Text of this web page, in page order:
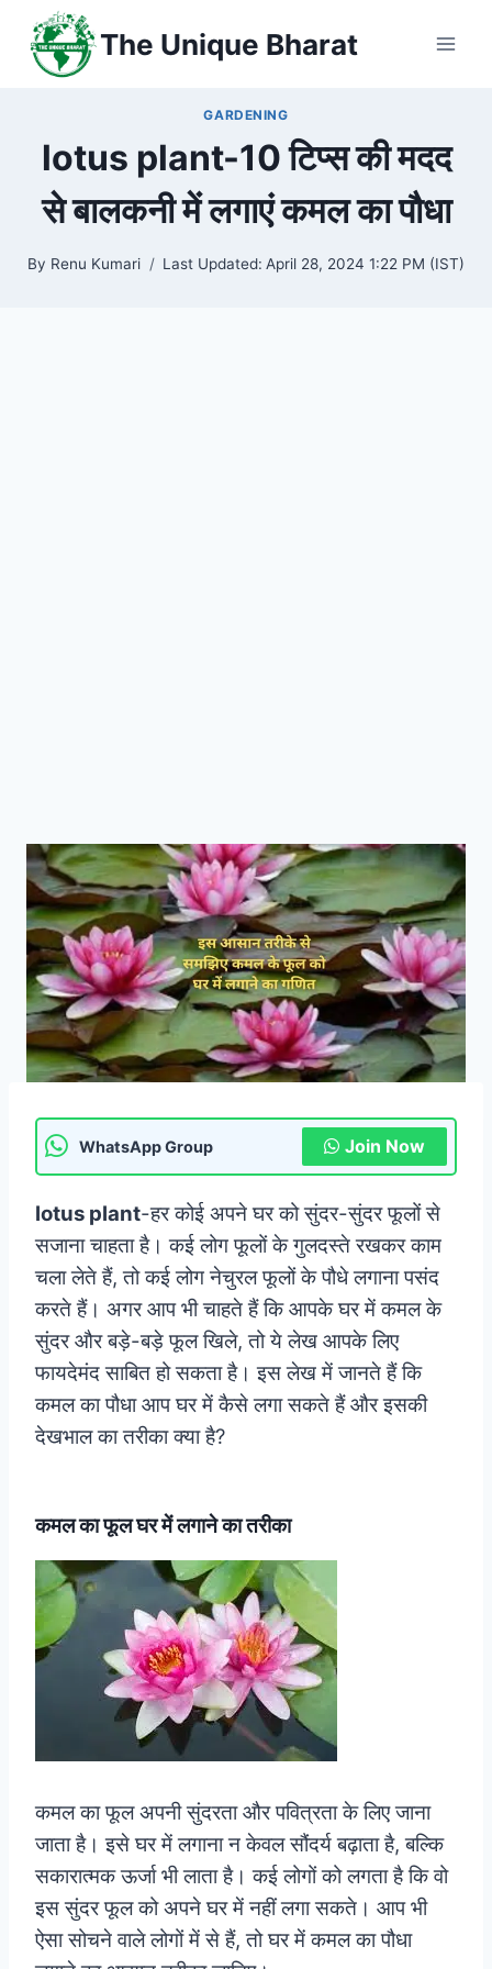
content
The Unique Bharat
GARDENING
lotus plant-10 टिप्स की मदद
से बालकनी में लगाएं कमल का पौधा
By Renu Kumari Last Updated: April 28, 2024 1:22 PM (IST)
WhatsApp Group Join Now
lotus plant-हर कोई अपने घर को सुंदर-सुंदर फूलों से
सजाना चाहता है। कई लोग फूलों के गुलदस्ते रखकर काम
चला लेते हैं, तो कई लोग नेचुरल फूलों के पौधे लगाना पसंद
करते हैं। अगर आप भी चाहते हैं कि आपके घर में कमल के
सुंदर और बड़े-बड़े फूल खिले, तो ये लेख आपके लिए
फायदेमंद साबित हो सकता है। इस लेख में जानते हैं कि
कमल का पौधा आप घर में कैसे लगा सकते हैं और इसकी
देखभाल का तरीका क्या है?
कमल का फूल घर में लगाने का तरीका
कमल का फूल अपनी सुंदरता और पवित्रता के लिए जाना
जाता है। इसे घर में लगाना न केवल सौंदर्य बढ़ाता है, बल्कि
सकारात्मक ऊर्जा भी लाता है। कई लोगों को लगता है कि वो
इस सुंदर फूल को अपने घर में नहीं लगा सकते। आप भी
ऐसा सोचने वाले लोगों में से हैं, तो घर में कमल का पौधा